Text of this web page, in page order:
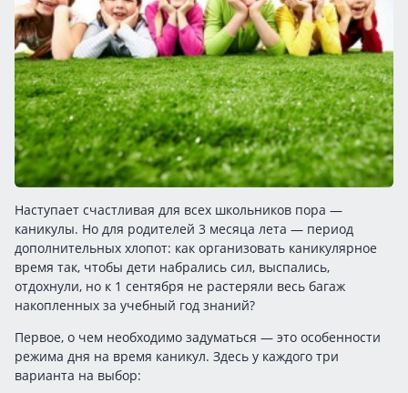
Наступает счастливая для всех школьников пора —
каникулы. Но для родителей 3 месяца лета — период
дополнительных хлопот: как организовать каникулярное
время так, чтобы дети набрались сил, выспались,
отдохнули, но к 1 сентября не растеряли весь багаж
накопленных за учебный год знаний?
Первое, о чем необходимо задуматься — это особенности
режима дня на время каникул. Здесь у каждого три
варианта на выбор: